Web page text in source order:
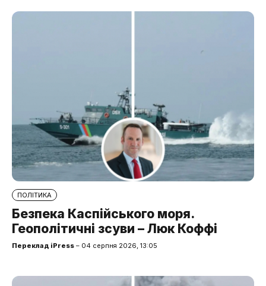
ПОЛІТИКА
Безпека Каспійського моря.
Геополітичні зсуви – Люк Коффі
Переклад iPress – 04 серпня 2026, 13:05